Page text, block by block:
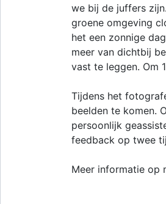
we bij de juffers
groene omgeving
het een zonnige
meer van dichtbij
vast te leggen. Om
Tijdens het
beelden te komen.
persoonlijk
feedback op twee
Meer informatie op